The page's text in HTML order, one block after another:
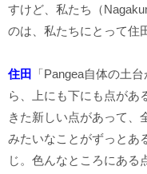
すけど、私たち（
のは、私たちにとって住
住田
「Pangea自体の土
ら、上にも下にも点があ
きた新しい点があって、
みたいなことがずっとあ
じ。色んなところにある